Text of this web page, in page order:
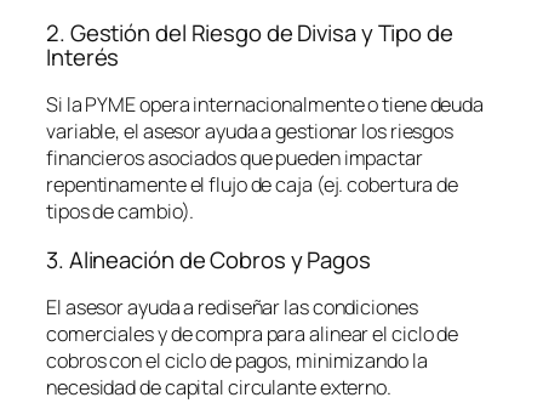
2. Gestión del Riesgo de Divisa y Tipo de
Interés
Si la PYME opera internacionalmente o tiene deuda
variable, el asesor ayuda a gestionar los riesgos
financieros asociados que pueden impactar
repentinamente el flujo de caja (ej. cobertura de
tipos de cambio).
3. Alineación de Cobros y Pagos
El asesor ayuda a rediseñar las condiciones
comerciales y de compra para alinear el ciclo de
cobros con el ciclo de pagos, minimizando la
necesidad de capital circulante externo.